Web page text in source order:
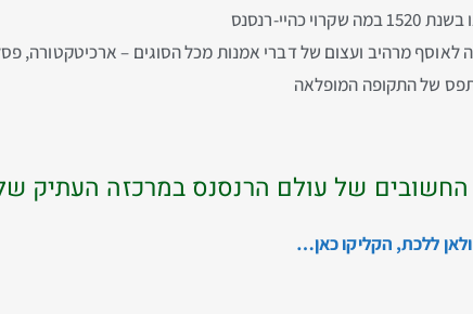
מרהיב ועצום של דברי אמנות מכל הסוגים – ארכיטקטורה,
של התקופה המופלאה
החשובים של עולם הרנסנס במרכזה העתיק
ללכת, הקליקו כאן…